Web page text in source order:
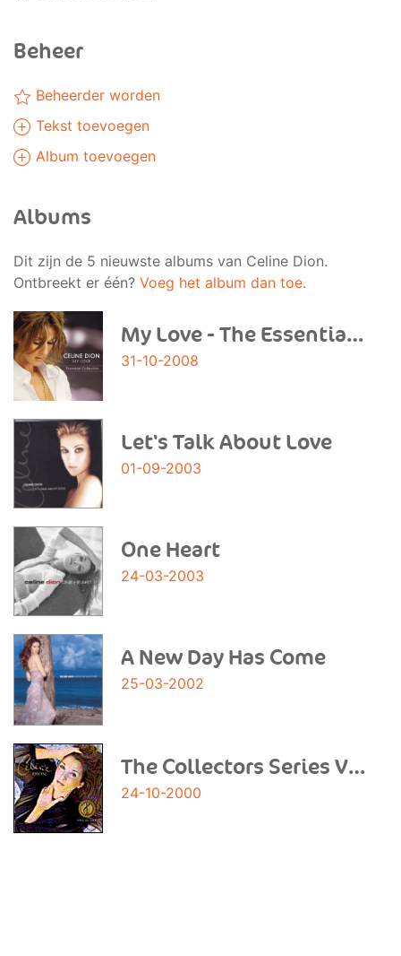
Beheer
Beheerder worden
Tekst toevoegen
Album toevoegen
Albums
Dit zijn de 5 nieuwste albums van Celine Dion.
Ontbreekt er één? Voeg het album dan toe.
My Love - The Essential Collection
31-10-2008
Let's Talk About Love
01-09-2003
One Heart
24-03-2003
A New Day Has Come
25-03-2002
The Collectors Series Vol. 1
24-10-2000